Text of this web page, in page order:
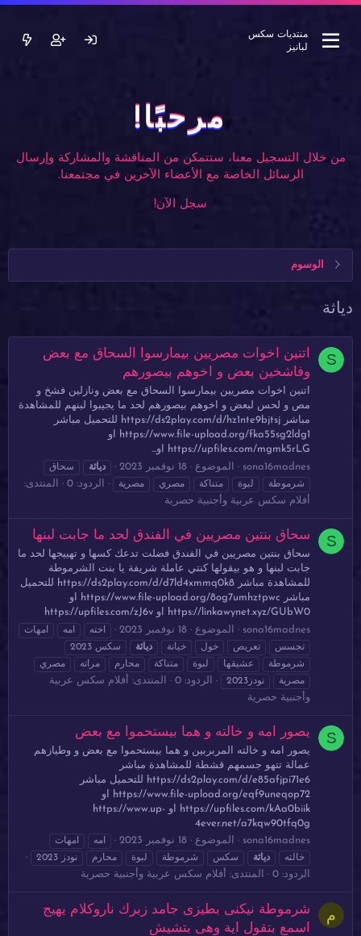
منتديات سكس
لبانيز
مرحبًا!
من خلال التسجيل معنا، ستتمكن من المناقشة والمشاركة وإرسال
الرسائل الخاصة مع الأعضاء الآخرين في مجتمعنا.
سجل الآن!
الوسوم
دياثة
S
اتنين اخوات مصريين بيمارسوا السحاق مع بعض
وفاشخين بعض و اخوهم بيصورهم
اتنين اخوات مصريين بيمارسوا السحاق مع بعض ونازلين فشخ و
مص و لحس لبعض و اخوهم بيصورهم لحد ما يجيبوا لبنهم للمشاهدة
مباشر https://ds2play.com/d/hz1nte9bjtsj للتحميل مباشر
https://www.file-upload.org/fka55sg2ldg1 او
https://upfiles.com/mgmk5rLG او...
sona16madnes
الموضوع 18 نوفمبر 2023 دياثة
سحاق
شرموطة
لبوة متناكة مصري مصرية الردود: 0
المنتدى:
أفلام سكس عربية وأجنبية حصرية
S سحاق بنتين مصريين في الفندق لحد ما جابت لبنها
سحاق بنتين مصريين في الفندق فضلت تدعك كسها و تهييجها لحد ما
جابت لبنها و هو بيقولها كنتي عاملة شريفة يا بنت الشرموطة
للمشاهدة مباشر https://ds2play.com/d/d7ld4xmmq0k8 للتحميل
مباشر https://www.file-upload.org/8og7umhztpwc او
https://linkawynet.xyz/GUbW0 او https://upfiles.com/zJ6v
sona16madnes
الموضوع 18 نوفمبر 2023 اخته امه
امهات
تجسس
تعريص خول خيانة دياثة
سكس 2023
شرموطة
عشيقها لبوة متناكة محارم مراته
مصري
مصرية
نودز2023 الردود: 0 المنتدى:
أفلام سكس عربية
وأجنبية حصرية
S يصور امه و خالته و هما بيستحموا مع بعض
يصور امه و خالته المربربين و هما بيستحموا مع بعض و وطيازهم
عمالة تتهو جسمهم قشطة للمشاهدة مباشر
https://ds2play.com/d/e85afjpi71e6 للتحميل مباشر
https://www.file-upload.org/eqf9uneqop72 او
https://upfiles.com/kAa0biik او https://www.up-
4ever.net/a7kqw90tfq0g
sona16madnes
الموضوع 18 نوفمبر 2023 امه
امهات
خالته
دياثة سكس شرموطة لبوة محارم نودز 2023
الردود: 0 المنتدى: أفلام سكس عربية وأجنبية حصرية
م
شرموطة نيكنى بطيزى جامد زبرك ناروكلام يهيج
اسمع بتقول اية وهى بتشيش